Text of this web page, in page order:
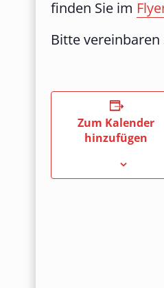
finden Sie im
Bitte vereinbaren
Zum Kalender
hinzufügen